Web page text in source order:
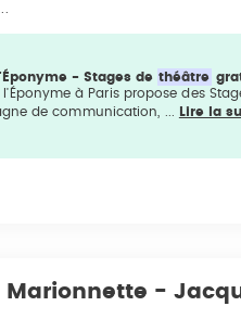
- Stages de théâtre
l'Éponyme à Paris propose des
de communication, ...
Lire la
-